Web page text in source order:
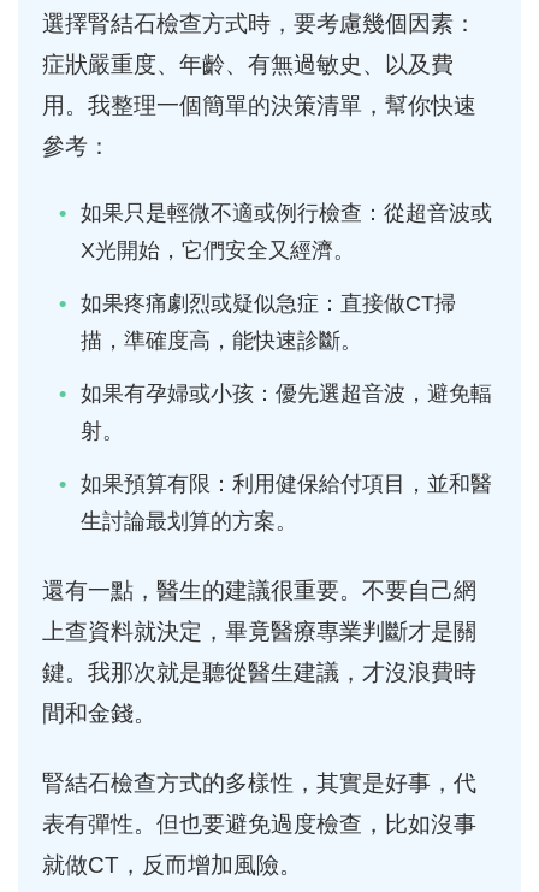
選擇腎結石檢查方式時，要考慮幾個因素：
症狀嚴重度、年齡、有無過敏史、以及費
用。我整理一個簡單的決策清單，幫你快速
參考：
如果只是輕微不適或例行檢查：從超音波或
X光開始，它們安全又經濟。
如果疼痛劇烈或疑似急症：直接做CT掃
描，準確度高，能快速診斷。
如果有孕婦或小孩：優先選超音波，避免輻
射。
如果預算有限：利用健保給付項目，並和醫
生討論最划算的方案。
還有一點，醫生的建議很重要。不要自己網
上查資料就決定，畢竟醫療專業判斷才是關
鍵。我那次就是聽從醫生建議，才沒浪費時
間和金錢。
腎結石檢查方式的多樣性，其實是好事，代
表有彈性。但也要避免過度檢查，比如沒事
就做CT，反而增加風險。